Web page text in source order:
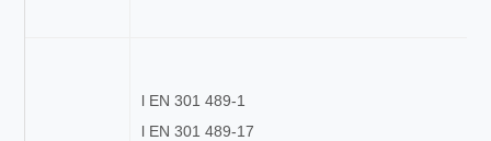
l EN 301 489-1
l EN 301 489-17